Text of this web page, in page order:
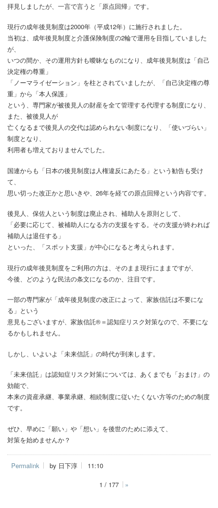
拝見しましたが、一言で言うと「原点回帰」です。
現行の成年後見制度は2000年（平成12年）に施行されました。
当初は、成年後見制度と介護保険制度の2輪で運用を目指していました
が、
いつの間か、その運用方針も曖昧なものになり、成年後見制度は「自己
決定権の尊重」
「ノーマライゼーション」を柱とされていましたが、「自己決定権の尊
重」から「本人保護」
という、専門家が被後見人の財産を全て管理する代理する制度になり、
また、被後見人が
亡くなるまで後見人の交代は認められない制度になり、「使いづらい」
制度となり、
利用者も増えておりませんでした。
国連からも「日本の後見制度は人権違反にあたる」という勧告も受け
て、
思い切った改正かと思いきや、26年を経ての原点回帰という内容です。
後見人、保佐人という制度は廃止され、補助人を原則として、
「必要に応じて、被補助人になる方の支援をする。その支援が終われば
補助人は退任する」
といった、「スポット支援」が中心になると考えられます。
現行の成年後見制度をご利用の方は、そのまま現行にままですが、
今後、どのような民法の条文になるのか、注目です。
一部の専門家が「成年後見制度の改正によって、家族信託は不要にな
る」という
意見もございますが、家族信託®＝認知症リスク対策なので、不要にな
るかもしれません。
しかし、いよいよ「未来信託」の時代が到来します。
「未来信託」は認知症リスク対策については、あくまでも「おまけ」の
効能で、
本来の資産承継、事業承継、相続制度に従いたくない方等のための制度
です。
ぜひ、早めに「願い」や「想い」を後世のために添えて、
対策を始めませんか？
Permalink by 日下淳 11:10
1 / 177 »